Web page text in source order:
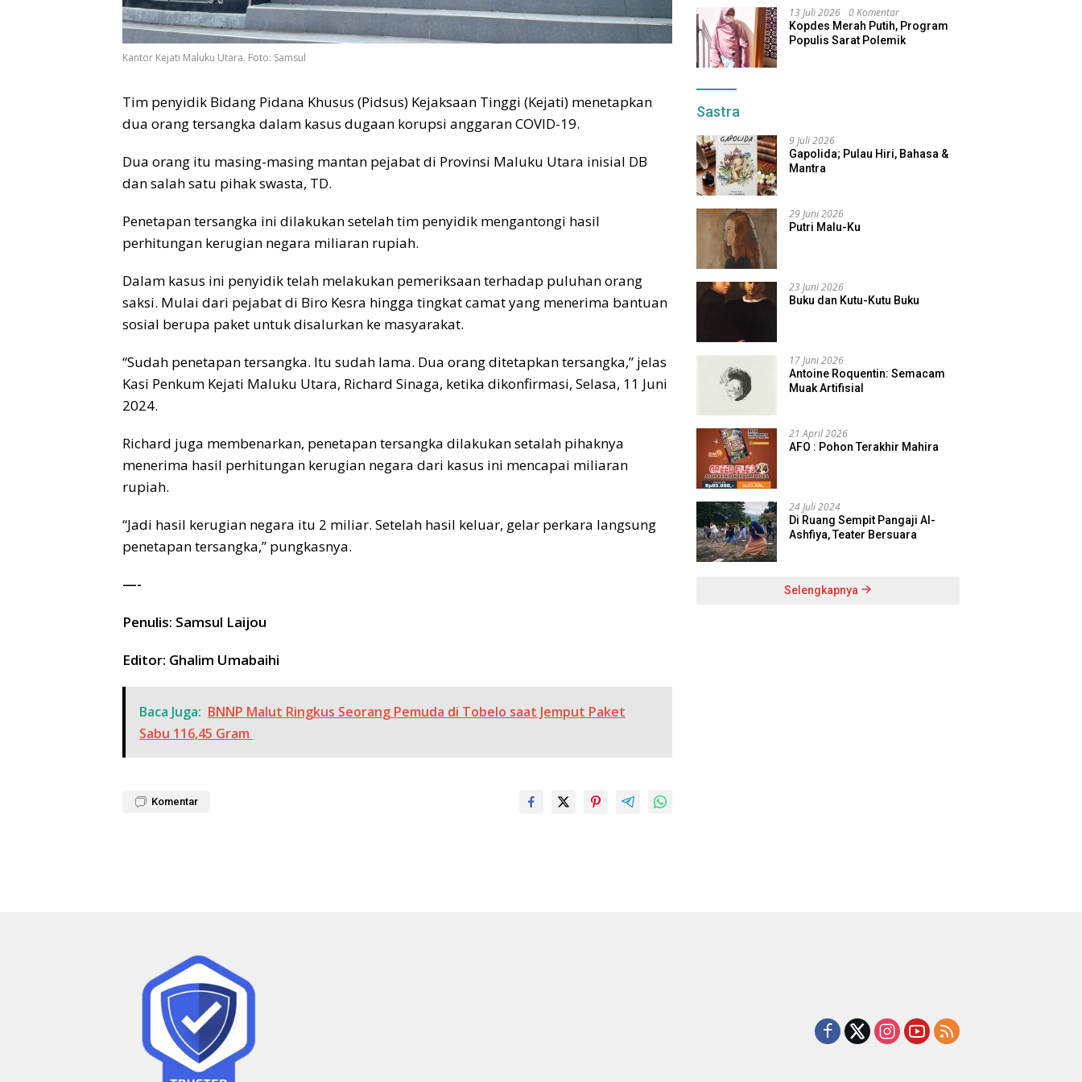
Kantor Kejati Maluku Utara. Foto: Samsul
Tim penyidik Bidang Pidana Khusus (Pidsus) Kejaksaan Tinggi (Kejati) menetapkan
dua orang tersangka dalam kasus dugaan korupsi anggaran COVID-19.
Dua orang itu masing-masing mantan pejabat di Provinsi Maluku Utara inisial DB
dan salah satu pihak swasta, TD.
Penetapan tersangka ini dilakukan setelah tim penyidik mengantongi hasil
perhitungan kerugian negara miliaran rupiah.
Dalam kasus ini penyidik telah melakukan pemeriksaan terhadap puluhan orang
saksi. Mulai dari pejabat di Biro Kesra hingga tingkat camat yang menerima bantuan
sosial berupa paket untuk disalurkan ke masyarakat.
“Sudah penetapan tersangka. Itu sudah lama. Dua orang ditetapkan tersangka,” jelas
Kasi Penkum Kejati Maluku Utara, Richard Sinaga, ketika dikonfirmasi, Selasa, 11 Juni
2024.
Richard juga membenarkan, penetapan tersangka dilakukan setalah pihaknya
menerima hasil perhitungan kerugian negara dari kasus ini mencapai miliaran
rupiah.
“Jadi hasil kerugian negara itu 2 miliar. Setelah hasil keluar, gelar perkara langsung
penetapan tersangka,” pungkasnya.
—-
Penulis: Samsul Laijou
Editor: Ghalim Umabaihi
Baca Juga: BNNP Malut Ringkus Seorang Pemuda di Tobelo saat Jemput Paket
Sabu 116,45 Gram
Komentar
13 Juli 2026 0 Komentar
Kopdes Merah Putih, Program
Populis Sarat Polemik
Sastra
9 Juli 2026
Gapolida; Pulau Hiri, Bahasa &
Mantra
29 Juni 2026
Putri Malu-Ku
23 Juni 2026
Buku dan Kutu-Kutu Buku
17 Juni 2026
Antoine Roquentin: Semacam
Muak Artifisial
21 April 2026
AFO : Pohon Terakhir Mahira
24 Juli 2024
Di Ruang Sempit Pangaji Al-
Ashfiya, Teater Bersuara
Selengkapnya